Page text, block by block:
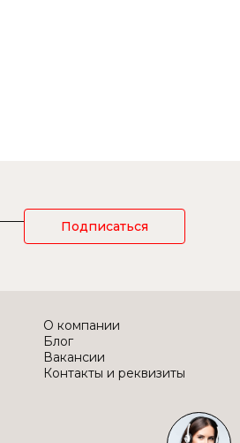
Подписаться
О компании
Блог
Вакансии
Контакты и реквизиты